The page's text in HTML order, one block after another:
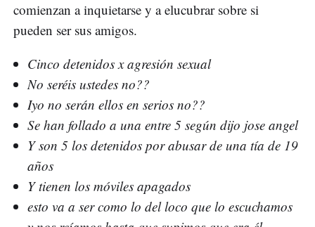
comienzan a inquietarse y a elucubrar sobre si
pueden ser sus amigos.
Cinco detenidos x agresión sexual
No seréis ustedes no??
Iyo no serán ellos en serios no??
Se han follado a una entre 5 según dijo jose angel
Y son 5 los detenidos por abusar de una tía de 19
años
Y tienen los móviles apagados
esto va a ser como lo del loco que lo escuchamos